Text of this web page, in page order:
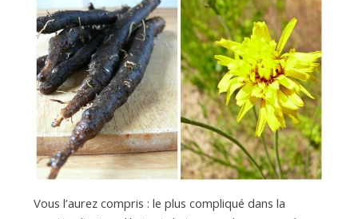
Vous l’aurez compris : le plus compliqué dans la